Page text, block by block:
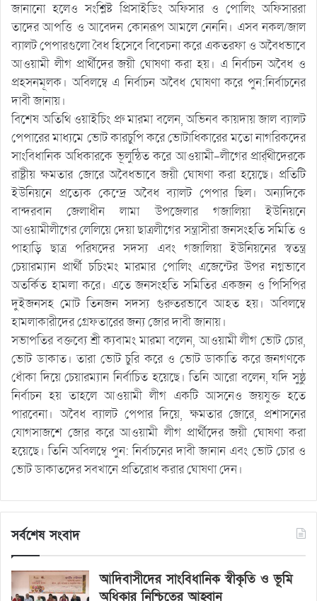
জানানো হলেও সংশ্লিষ্ট প্রিসাইডিং অফিসার ও পোলিং অফিসাররা
তাদের আপত্তি ও আবেদন কোনরূপ আমলে নেননি। এসব নকল/জাল
ব্যালট পেপারগুলো বৈধ হিসেবে বিবেচনা করে একতরফা ও অবৈধভাবে
আওয়ামী লীগ প্রার্থীদের জয়ী ঘোষণা করা হয়। এ নির্বাচন অবৈধ ও
প্রহসনমূলক। অবিলম্বে এ নির্বাচন অবৈধ ঘোষণা করে পুন:নির্বাচনের
দাবী জানায়।
বিশেষ অতিথি ওয়াইচিং প্রু মারমা বলেন, অভিনব কায়দায় জাল ব্যালট
পেপারের মাধ্যমে ভোট কারচুপি করে ভোটাধিকারের মতো নাগরিকদের
সাংবিধানিক অধিকারকে ভূলুন্ঠিত করে আওয়ামী-লীগের প্রার্র্থীদেরকে
রাষ্ট্রীয় ক্ষমতার জোরে অবৈধভাবে জয়ী ঘোষণা করা হয়েছে। প্রতিটি
ইউনিয়নে প্রত্যেক কেন্দ্রে অবৈধ ব্যালট পেপার ছিল। অন্যদিকে
বান্দরবান জেলাধীন লামা উপজেলার গজালিয়া ইউনিয়নে
আওয়ামীলীগের লেলিয়ে দেয়া ছাত্রলীগের সন্ত্রাসীরা জনসংহতি সমিতি ও
পাহাড়ি ছাত্র পরিষদের সদস্য এবং গজালিয়া ইউনিয়নের স্বতন্ত্র
চেয়ারম্যান প্রার্থী চচিংমং মারমার পোলিং এজেন্টের উপর নগ্নভাবে
অতর্কিত হামলা করে। এতে জনসংহতি সমিতির একজন ও পিসিপির
দুইজনসহ মোট তিনজন সদস্য গুরুতরভাবে আহত হয়। অবিলম্বে
হামলাকারীদের গ্রেফতারের জন্য জোর দাবী জানায়।
সভাপতির বক্তব্যে শ্রী ক্যবামং মারমা বলেন, আওয়ামী লীগ ভোট চোর,
ভোট ডাকাত। তারা ভোট চুরি করে ও ভোট ডাকাতি করে জনগণকে
ধোঁকা দিয়ে চেয়ারম্যান নির্বাচিত হয়েছে। তিনি আরো বলেন, যদি সুষ্ঠু
নির্বাচন হয় তাহলে আওয়ামী লীগ একটি আসনেও জয়যুক্ত হতে
পারবেনা। অবৈধ ব্যালট পেপার দিয়ে, ক্ষমতার জোরে, প্রশাসনের
যোগসাজশে জোর করে আওয়ামী লীগ প্রার্থীদের জয়ী ঘোষণা করা
হয়েছে। তিনি অবিলম্বে পুন: নির্বাচনের দাবী জানান এবং ভোট চোর ও
ভোট ডাকাতদের সবখানে প্রতিরোধ করার ঘোষণা দেন।
সর্বশেষ সংবাদ
আদিবাসীদের সাংবিধানিক স্বীকৃতি ও ভূমি
অধিকার নিশ্চিতের আহ্বান